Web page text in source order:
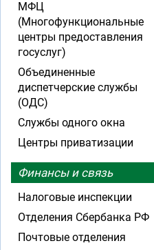
МФЦ
(Многофункциональные
центры предоставления
госуслуг)
Объединенные
диспетчерские службы
(ОДС)
Службы одного окна
Центры приватизации
Финансы и связь
Налоговые инспекции
Отделения Сбербанка РФ
Почтовые отделения